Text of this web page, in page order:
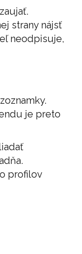
strany nájsť
neodpisuje,
je preto
profilov